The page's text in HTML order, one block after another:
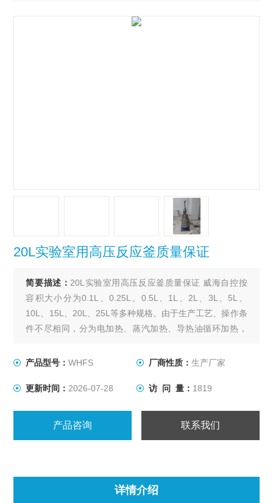
20L实验室用高压反应釜质量保证
简要描述： 20L实验室用高压反应釜质量保证 威海自控按
容积大小分为0.1L、0.25L、0.5L、1L、2L、3L、5L、
10L、15L、20L、25L等多种规格。由于生产工艺、操作条
件不尽相同，分为电加热、蒸汽加热、导热油循环加热，
推进式、自吸式、框式。其他要求可根据用户要求设计、
产品型号：WHFS 厂商性质： 生产厂家
更新时间： 2026-07-28 访 问 量： 1819
产品咨询 联系我们
详情介绍